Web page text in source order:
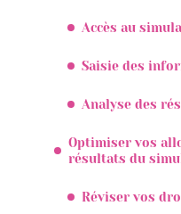
Accès au
Saisie des
Analyse des
Optimiser vos
résultats du
Réviser vos